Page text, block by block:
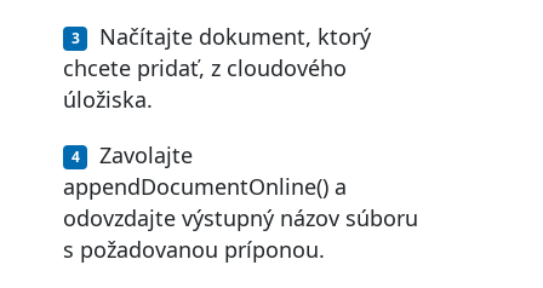
Načítajte dokument, ktorý
chcete pridať, z cloudového
úložiska.
Zavolajte
appendDocumentOnline() a
odovzdajte výstupný názov súboru
s požadovanou príponou.